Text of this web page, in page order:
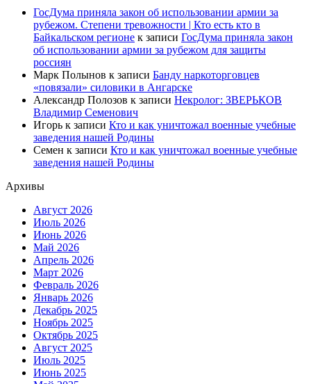
ГосДума приняла закон об использовании армии за
рубежом. Степени тревожности | Кто есть кто в
Байкальском регионе к записи ГосДума приняла закон
об использовании армии за рубежом для защиты
россиян
Марк Полынов к записи Банду наркоторговцев
«повязали» силовики в Ангарске
Александр Полозов к записи Некролог: ЗВЕРЬКОВ
Владимир Семенович
Игорь к записи Кто и как уничтожал военные учебные
заведения нашей Родины
Семен к записи Кто и как уничтожал военные учебные
заведения нашей Родины
Архивы
Август 2026
Июль 2026
Июнь 2026
Май 2026
Апрель 2026
Март 2026
Февраль 2026
Январь 2026
Декабрь 2025
Ноябрь 2025
Октябрь 2025
Август 2025
Июль 2025
Июнь 2025